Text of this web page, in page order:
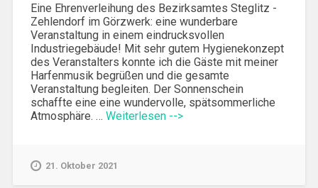
Eine Ehrenverleihung des Bezirksamtes Steglitz -
Zehlendorf im Görzwerk: eine wunderbare
Veranstaltung in einem eindrucksvollen
Industriegebäude! Mit sehr gutem Hygienekonzept
des Veranstalters konnte ich die Gäste mit meiner
Harfenmusik begrüßen und die gesamte
Veranstaltung begleiten. Der Sonnenschein
schaffte eine eine wundervolle, spätsommerliche
Atmosphäre. … Weiterlesen -->
21. Oktober 2021